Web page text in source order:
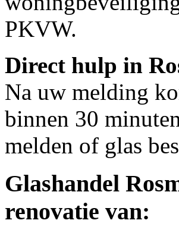
PKVW.
Direct hulp in
Na uw melding
binnen 30
melden of glas
Glashandel
renovatie van: